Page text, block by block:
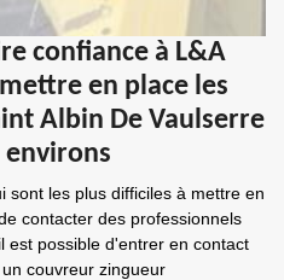
confiance à L&A
en place les
Albin De Vaulserre
environs
sont les plus difficiles à mettre en
contacter des professionnels
est possible d'entrer en contact
couvreur zingueur